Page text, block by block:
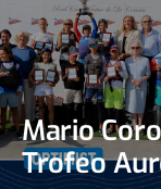
Mario
Trofeo